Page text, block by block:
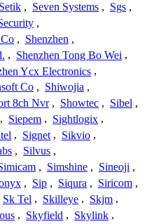
Setik , Seven Systems , Sgs ,
,
, Shenzhen ,
, Shenzhen Tong Bo Wei ,
Ycx Electronics ,
Co , Shiwojia ,
8ch Nvr , Showtec , Sibel ,
, Siepem , Sightlogix ,
, Signet , Sikvio ,
, Silvus ,
, Simshine , Sineoji ,
, Sip , Siqura , Siricom ,
Sk Tel , Skilleye , Skjm ,
, Skyfield , Skylink ,